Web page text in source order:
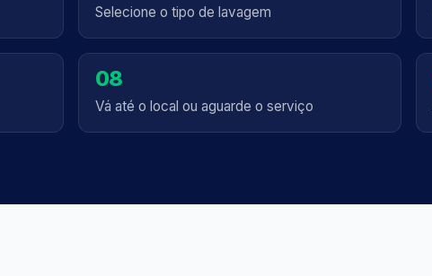
Selecione o tipo de lavagem
08
Vá até o local ou aguarde o serviço